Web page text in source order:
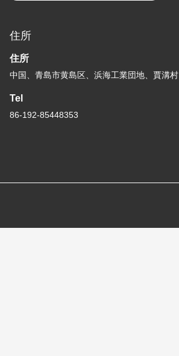
住所
住所
中国、青島市黄島区、浜海工業団地、賈溝村
Tel
86-192-85448353